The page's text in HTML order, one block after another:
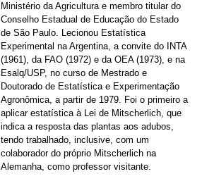
Ministério da Agricultura e membro titular do
Conselho Estadual de Educação do Estado
de São Paulo. Lecionou Estatística
Experimental na Argentina, a convite do INTA
(1961), da FAO (1972) e da OEA (1973), e na
Esalq/USP, no curso de Mestrado e
Doutorado de Estatística e Experimentação
Agronômica, a partir de 1979. Foi o primeiro a
aplicar estatística à Lei de Mitscherlich, que
indica a resposta das plantas aos adubos,
tendo trabalhado, inclusive, com um
colaborador do próprio Mitscherlich na
Alemanha, como professor visitante.